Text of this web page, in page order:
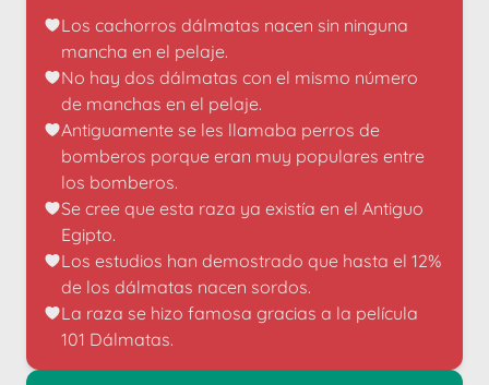
Los cachorros dálmatas nacen sin ninguna
mancha en el pelaje.
No hay dos dálmatas con el mismo número
de manchas en el pelaje.
Antiguamente se les llamaba perros de
bomberos porque eran muy populares entre
los bomberos.
Se cree que esta raza ya existía en el Antiguo
Egipto.
Los estudios han demostrado que hasta el 12%
de los dálmatas nacen sordos.
La raza se hizo famosa gracias a la película
101 Dálmatas.